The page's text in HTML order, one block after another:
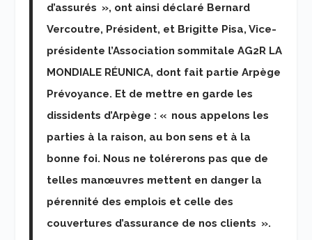
d’assurés », ont ainsi déclaré Bernard
Vercoutre, Président, et Brigitte Pisa, Vice-
présidente l’Association sommitale AG2R LA
MONDIALE RÉUNICA, dont fait partie Arpège
Prévoyance. Et de mettre en garde les
dissidents d’Arpège : « nous appelons les
parties à la raison, au bon sens et à la
bonne foi. Nous ne tolérerons pas que de
telles manœuvres mettent en danger la
pérennité des emplois et celle des
couvertures d’assurance de nos clients ».